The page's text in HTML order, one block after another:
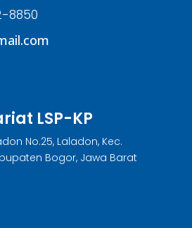
8850
LSP-KP
No.25, Laladon, Kec.
Bogor, Jawa Barat